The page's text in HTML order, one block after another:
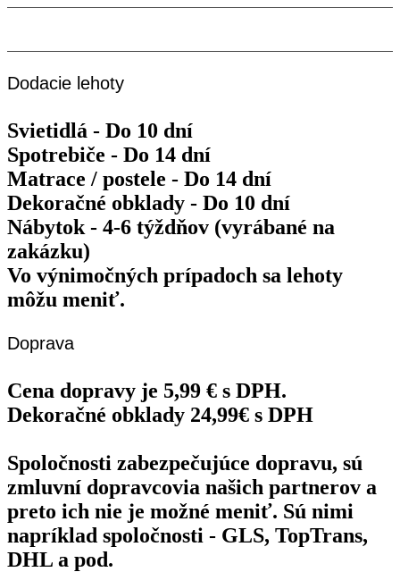
Dodacie lehoty
Svietidlá - Do 10 dní
Spotrebiče - Do 14 dní
Matrace / postele - Do 14 dní
Dekoračné obklady - Do 10 dní
Nábytok - 4-6 týždňov (vyrábané na
zakázku)
Vo výnimočných prípadoch sa lehoty
môžu meniť.
Doprava
Cena dopravy je 5,99 € s DPH.
Dekoračné obklady 24,99€ s DPH
Spoločnosti zabezpečujúce dopravu, sú
zmluvní dopravcovia našich partnerov a
preto ich nie je možné meniť. Sú nimi
napríklad spoločnosti - GLS, TopTrans,
DHL a pod.